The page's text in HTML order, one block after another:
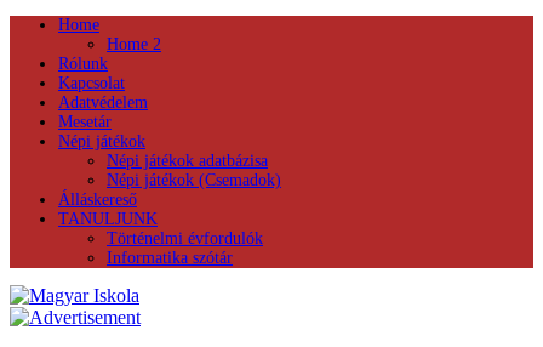
Home
Home 2
Rólunk
Kapcsolat
Adatvédelem
Mesetár
Népi játékok
Népi játékok adatbázisa
Népi játékok (Csemadok)
Álláskereső
TANULJUNK
Történelmi évfordulók
Informatika szótár